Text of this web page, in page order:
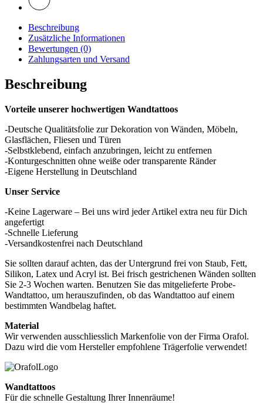
Beschreibung
Zusätzliche Informationen
Bewertungen (0)
Zahlungsarten und Versand
Beschreibung
Vorteile unserer hochwertigen Wandtattoos
-Deutsche Qualitätsfolie zur Dekoration von Wänden, Möbeln,
Glasflächen, Fliesen und Türen
-Selbstklebend, einfach anzubringen, leicht zu entfernen
-Konturgeschnitten ohne weiße oder transparente Ränder
-Eigene Herstellung in Deutschland
Unser Service
-Keine Lagerware – Bei uns wird jeder Artikel extra neu für Dich
angefertigt
-Schnelle Lieferung
-Versandkostenfrei nach Deutschland
Sie sollten darauf achten, das der Untergrund frei von Staub, Fett,
Silikon, Latex und Acryl ist. Bei frisch gestrichenen Wänden sollten
Sie 2-3 Wochen warten. Benutzen Sie das mitgelieferte Probe-
Wandtattoo, um herauszufinden, ob das Wandtattoo auf einem
bestimmten Wandbelag haftet.
Material
Wir verwenden ausschliesslich Markenfolie von der Firma Orafol.
Dazu wird die vom Hersteller empfohlene Trägerfolie verwendet!
Wandtattoos
Für die schnelle Gestaltung Ihrer Innenräume!